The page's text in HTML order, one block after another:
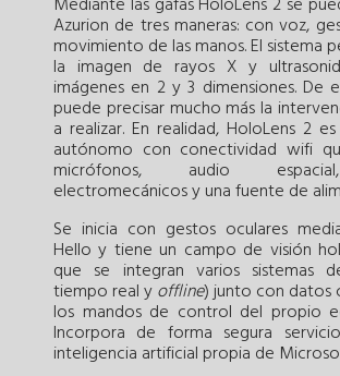
Azurion de tres maneras: con voz,
movimiento de las manos. El sistema
la imagen de rayos X y
imágenes en 2 y 3 dimensiones. De
puede precisar mucho más la
a realizar. En realidad, HoloLens 2
autónomo con conectividad wifi
micrófonos, audio
electromecánicos y una fuente de
Se inicia con gestos oculares
Hello y tiene un campo de visión
que se integran varios sistemas
tiempo real yoffline) junto con datos
los mandos de control del propio
Incorpora de forma segura
inteligencia artificial propia de